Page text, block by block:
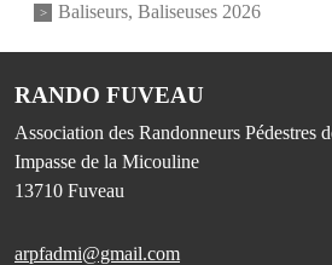
Baliseurs, Baliseuses 2026
RANDO FUVEAU
Association des Randonneurs Pédestres
Impasse de la Micouline
13710 Fuveau
arpfadmi@gmail.com